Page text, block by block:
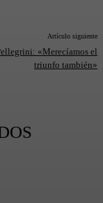
Artículo siguiente
«Merecíamos el
triunfo también»